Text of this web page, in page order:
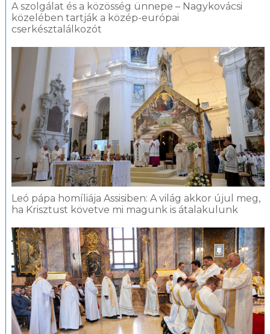
A szolgálat és a közösség ünnepe – Nagykovácsi
közelében tartják a közép-európai
cserkésztalálkozót
Leó pápa homíliája Assisiben: A világ akkor újul meg,
ha Krisztust követve mi magunk is átalakulunk